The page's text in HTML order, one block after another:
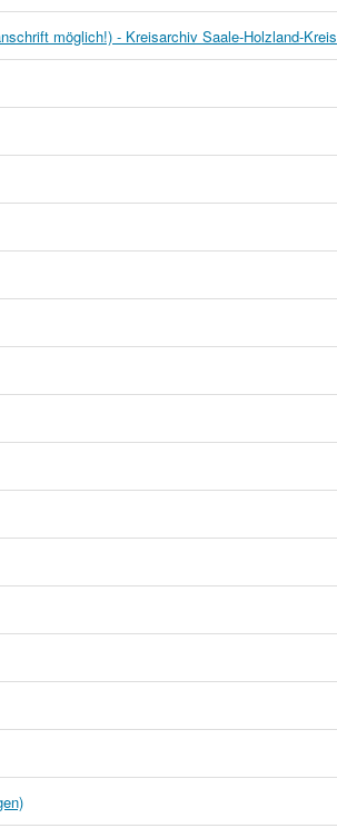
möglich!) - Kreisarchiv Saale-Holzland-Kreis